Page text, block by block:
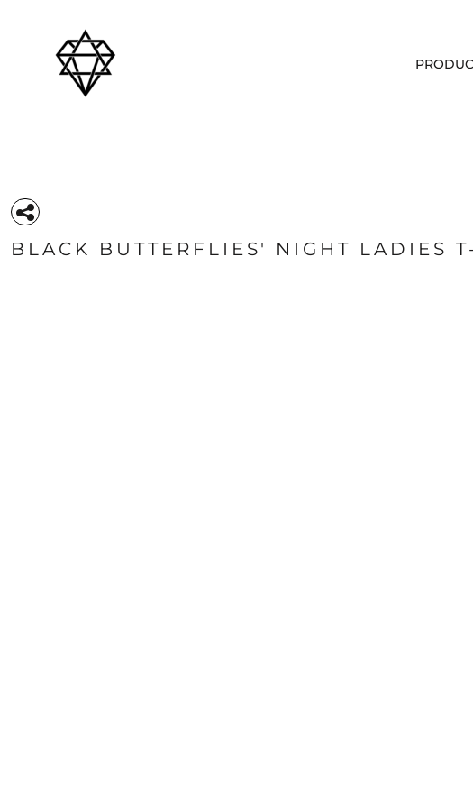
BLACK BUTTERFLIES' NIGHT LADIES
PRODUCTS
CONTACT
T-SHIRTS
OTHER PRODUCTS